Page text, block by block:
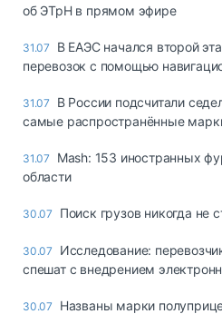
об ЭТрН в прямом эфире
31.07
В ЕАЭС начался второй
перевозок с помощью
31.07
В России подсчитали
самые распространённые
31.07
Mash: 153 иностранных
области
30.07 Поиск грузов никогда не
30.07
Исследование:
спешат с внедрением
30.07
Названы марки